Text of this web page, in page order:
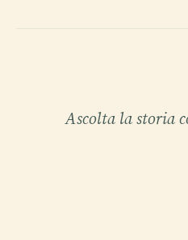
Ascolta la storia